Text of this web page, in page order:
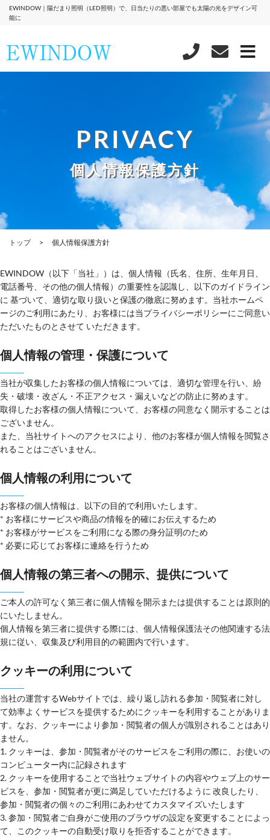
EWINDOW｜陽だまり照明（LED照明）で、日当たりの悪い部屋でも太陽の光をデザイン可
能に
PRIVACY
個人情報保護方針
トップ 個人情報保護方針
EWINDOW（以下「当社」）は、個人情報（氏名、住所、生年月日、
電話番号、その他の個人情報）の重要性を認識し、以下のガイドライン
に 基づいて、適切な取り扱いと保護の徹底に努めます。当社ホームペ
ージのご利用にあたり、お客様には当プライバシーポリシーにご同意い
ただいたものとさせて いただきます。
個人情報の管理・保護について
当社が収集したお客様の個人情報については、適切な管理を行い、紛
失・破壊・改ざん・不正アクセス・漏えいなどの防止に努めます。
取得したお客様の個人情報について、お客様の同意なく開示することは
ございません。
また、当社サイトへのアクセスにより、他のお客様が個人情報を閲覧さ
れることはございません。
個人情報の利用について
お客様の個人情報は、以下の目的で利用いたします。
* お客様にサービスや商品の情報を的確にお伝えするため
* お客様がサービスをご利用になる際の身分証明のため
* 必要に応じてお客様に連絡を行うため
個人情報の第三者への開示、提供について
ご本人の許可なく第三者に個人情報を開示または提供することは原則的
にいたしません。
個人情報を第三者に提供する際には、個人情報保護法その他関連する法
規に従い、収集及び利用目的の範囲内で行います。
クッキーの利用について
当社の運営するWebサイトでは、繰り返し訪れる参加・閲覧者に対し
て効率よくサービスを提供するためにクッキーを利用することがありま
す。なお、クッキーにより参加・閲覧者の個人が識別されることはあり
ません。
1. クッキーは、参加・閲覧者がそのサービスをご利用の際に、お使いの
コンピューター内に記録されます
2. クッキーを使用することで当社ウェブサイトの内容やウェブ上のサー
ビスを、参加・閲覧者が更に満足していただけるように 改良したり、
参加・閲覧者の個々のご利用にあわせてカスタマイズいたします
3. 参加・閲覧者ご自身がご使用のブラウザの設定を変更することによっ
て、このクッキーの自動受け取りを拒否することができます。